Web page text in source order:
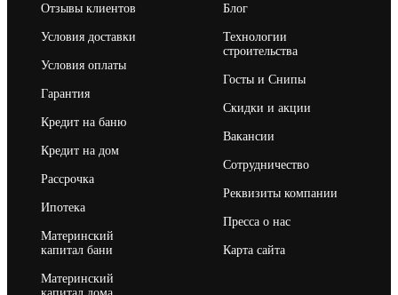
Отзывы клиентов
Условия доставки
Условия оплаты
Гарантия
Кредит на баню
Кредит на дом
Рассрочка
Ипотека
Материнский
капитал бани
Материнский
Блог
Технологии
строительства
Госты и Снипы
Скидки и акции
Вакансии
Сотрудничество
Реквизиты компании
Пресса о нас
Карта сайта